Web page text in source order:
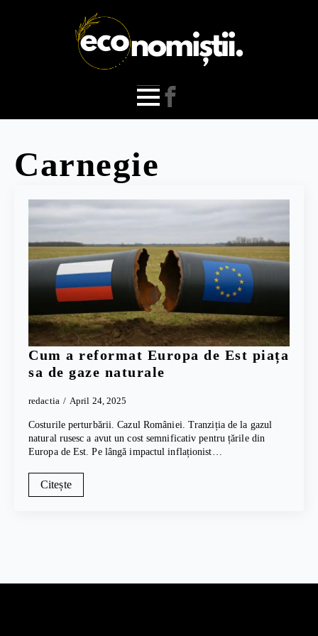
Carnegie
Cum a reformat Europa de Est piața
sa de gaze naturale
redactia April 24, 2025
Costurile perturbării. Cazul României. Tranziția de la gazul
natural rusesc a avut un cost semnificativ pentru țările din
Europa de Est. Pe lângă impactul inflaționist…
Citește